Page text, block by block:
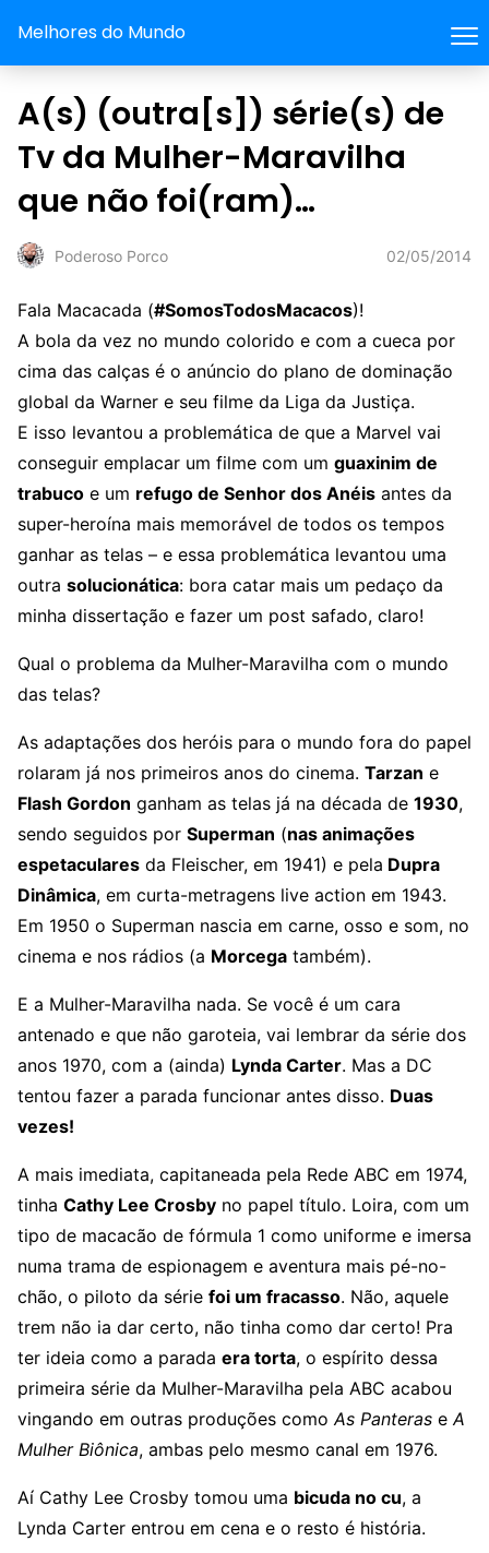
Melhores do Mundo
A(s) (outra[s]) série(s) de
Tv da Mulher-Maravilha
que não foi(ram)…
Poderoso Porco 02/05/2014
Fala Macacada (#SomosTodosMacacos)!
A bola da vez no mundo colorido e com a cueca por
cima das calças é o anúncio do plano de dominação
global da Warner e seu filme da Liga da Justiça.
E isso levantou a problemática de que a Marvel vai
conseguir emplacar um filme com um guaxinim de
trabuco e um refugo de Senhor dos Anéis antes da
super-heroína mais memorável de todos os tempos
ganhar as telas – e essa problemática levantou uma
outra solucionática: bora catar mais um pedaço da
minha dissertação e fazer um post safado, claro!
Qual o problema da Mulher-Maravilha com o mundo
das telas?
As adaptações dos heróis para o mundo fora do papel
rolaram já nos primeiros anos do cinema. Tarzan e
Flash Gordon ganham as telas já na década de 1930,
sendo seguidos por Superman (nas animações
espetaculares da Fleischer, em 1941) e pela Dupra
Dinâmica, em curta-metragens live action em 1943.
Em 1950 o Superman nascia em carne, osso e som, no
cinema e nos rádios (a Morcega também).
E a Mulher-Maravilha nada. Se você é um cara
antenado e que não garoteia, vai lembrar da série dos
anos 1970, com a (ainda) Lynda Carter. Mas a DC
tentou fazer a parada funcionar antes disso. Duas
vezes!
A mais imediata, capitaneada pela Rede ABC em 1974,
tinha Cathy Lee Crosby no papel título. Loira, com um
tipo de macacão de fórmula 1 como uniforme e imersa
numa trama de espionagem e aventura mais pé-no-
chão, o piloto da série foi um fracasso. Não, aquele
trem não ia dar certo, não tinha como dar certo! Pra
ter ideia como a parada era torta, o espírito dessa
primeira série da Mulher-Maravilha pela ABC acabou
vingando em outras produções comoAs Panteras eA
Mulher Biônica, ambas pelo mesmo canal em 1976.
Aí Cathy Lee Crosby tomou uma bicuda no cu, a
Lynda Carter entrou em cena e o resto é história.